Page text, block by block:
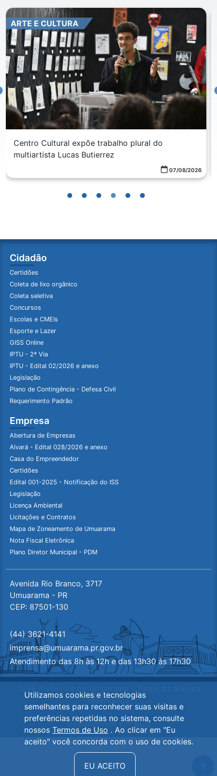
ARTE E CULTURA
Centro Cultural expõe trabalho plural do
multiartista Lucas Butierrez
07/08/2026
Cidadão
Certidões
Coleta de lixo orgânico
Coleta seletiva
Concursos
Escolas e CMEIs
Esporte e Lazer
GISS Online
IPTU - 2ª Via
IPTU - Edital 02/2026 e anexo
Legislação
Plano de Contingência - Defesa Civil
Requerimento Padrão
Empresa
Abertura de Empresas
Alvará - Edital 028/2026 e anexo
Casa do Empreendedor
Certidões
Edital 001-2025 - Notificação do ISS
Legislação
Licença Ambiental
Licitações e Contratos
Mapa de Zoneamento de Umuarama
Nota Fiscal Eletrônica
Plano Diretor Municipal - PDM
Avenida Rio Branco, 3717
Umuarama - PR
CEP: 87501-130
(44) 3621-4141
imprensa@umuarama.pr.gov.br
Atendimento das 8h às 12h e das 13h30 às 17h30
reservados
Desenvolvido porADS
Utilizamos cookies e tecnologias
semelhantes para reconhecer suas visitas e
preferências repetidas no sistema, consulte
nossos Termos de Uso . Ao clicar em "Eu
aceito" você concorda com o uso de cookies.
EU ACEITO